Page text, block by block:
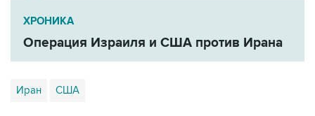
ХРОНИКА
Операция Израиля и США против Ирана
Иран США